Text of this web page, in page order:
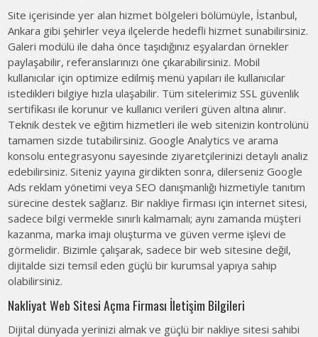
Site içerisinde yer alan hizmet bölgeleri bölümüyle, İstanbul,
Ankara gibi şehirler veya ilçelerde hedefli hizmet sunabilirsiniz.
Galeri modülü ile daha önce taşıdığınız eşyalardan örnekler
paylaşabilir, referanslarınızı öne çıkarabilirsiniz. Mobil
kullanıcılar için optimize edilmiş menü yapıları ile kullanıcılar
istedikleri bilgiye hızla ulaşabilir. Tüm sitelerimiz SSL güvenlik
sertifikası ile korunur ve kullanıcı verileri güven altına alınır.
Teknik destek ve eğitim hizmetleri ile web sitenizin kontrolünü
tamamen sizde tutabilirsiniz. Google Analytics ve arama
konsolu entegrasyonu sayesinde ziyaretçilerinizi detaylı analiz
edebilirsiniz. Siteniz yayına girdikten sonra, dilerseniz Google
Ads reklam yönetimi veya SEO danışmanlığı hizmetiyle tanıtım
sürecine destek sağlarız. Bir nakliye firması için internet sitesi,
sadece bilgi vermekle sınırlı kalmamalı; aynı zamanda müşteri
kazanma, marka imajı oluşturma ve güven verme işlevi de
görmelidir. Bizimle çalışarak, sadece bir web sitesine değil,
dijitalde sizi temsil eden güçlü bir kurumsal yapıya sahip
olabilirsiniz.
Nakliyat Web Sitesi Açma Firması İletişim Bilgileri
Dijital dünyada yerinizi almak ve güçlü bir nakliye sitesi sahibi